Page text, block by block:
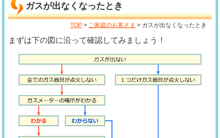
ガスが出なくなったとき
TOP > ご家庭のお客さま > ガスが出なくなったとき
まずは下の図に沿って確認してみましょう！